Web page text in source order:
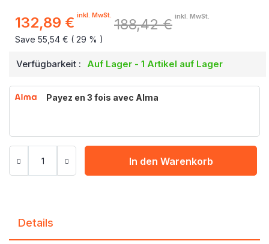
Sonderpreis
132,89 € inkl. MwSt.
188,42 € inkl. MwSt.
Save 55,54 € ( 29 % )
Verfügbarkeit : Auf Lager - 1 Artikel auf Lager
Payez en 3 fois avec Alma
In den Warenkorb
Details